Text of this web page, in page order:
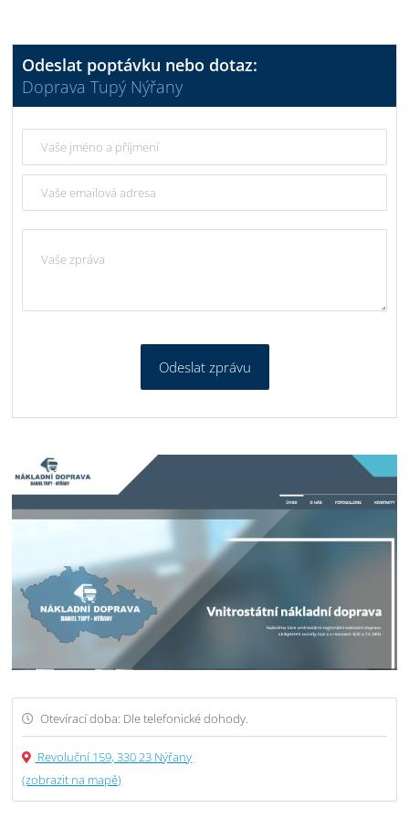
Odeslat poptávku nebo dotaz:
Doprava Tupý Nýřany
Odeslat zprávu
Otevírací doba: Dle telefonické dohody.
Revoluční 159, 330 23 Nýřany
(zobrazit na mapě)